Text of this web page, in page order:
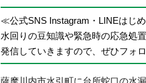
≪公式SNS Instagram・LINEはじ
水回りの豆知識や緊急時の応急処
発信していきますので、ぜひフォ
薩摩川内市水引町に台所蛇口の水